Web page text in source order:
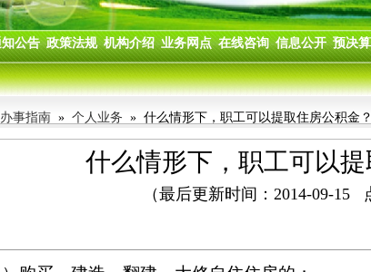
办事指南 » 个人业务 » 什么情形下，职工可以提取住房公积金？